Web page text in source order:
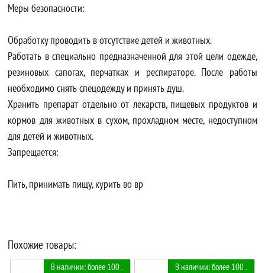
Меры безопасности:
Обработку проводить в отсутствие детей и животных.
Работать в специально предназначенной для этой цели одежде,
резиновых сапогах, перчатках и респираторе. После работы
необходимо снять спецодежду и принять душ.
Хранить препарат отдельно от лекарств, пищевых продуктов и
кормов для животных в сухом, прохладном месте, недоступном
для детей и животных.
Запрещается:
Пить, принимать пищу, курить во вр
Похожие товары:
В наличии: более 100 . В наличии: более 100 .